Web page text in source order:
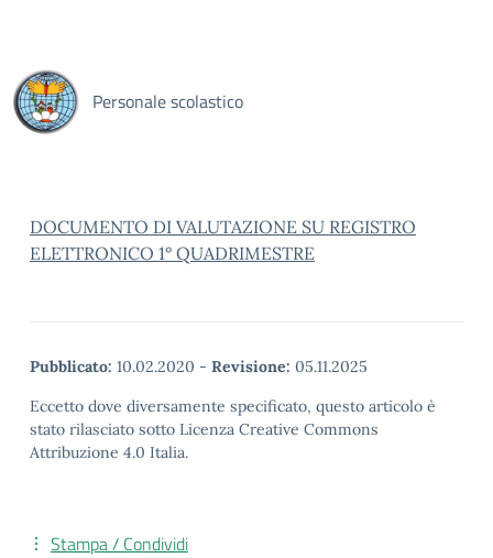
Personale scolastico
DOCUMENTO DI VALUTAZIONE SU REGISTRO
ELETTRONICO 1° QUADRIMESTRE
Pubblicato: 10.02.2020 - Revisione: 05.11.2025
Eccetto dove diversamente specificato, questo articolo è
stato rilasciato sotto Licenza Creative Commons
Attribuzione 4.0 Italia.
Stampa / Condividi